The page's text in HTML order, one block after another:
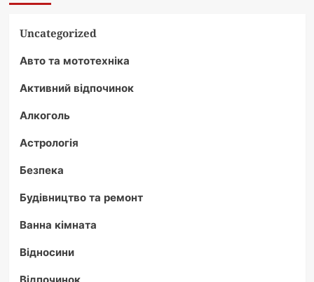
Uncategorized
Авто та мототехніка
Активний відпочинок
Алкоголь
Астрологія
Безпека
Будівництво та ремонт
Ванна кімната
Відносини